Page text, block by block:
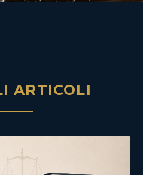
ARTICOLI